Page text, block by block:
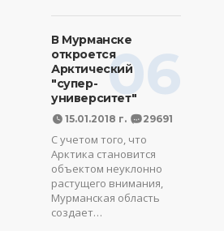
06
В Мурманске
откроется
Арктический
"супер-
университет"
15.01.2018 г. 29691
С учетом того, что
Арктика становится
объектом неуклонно
растущего внимания,
Мурманская область
создает…